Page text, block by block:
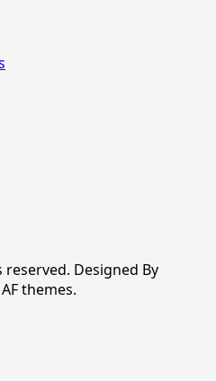
Designed By
themes.